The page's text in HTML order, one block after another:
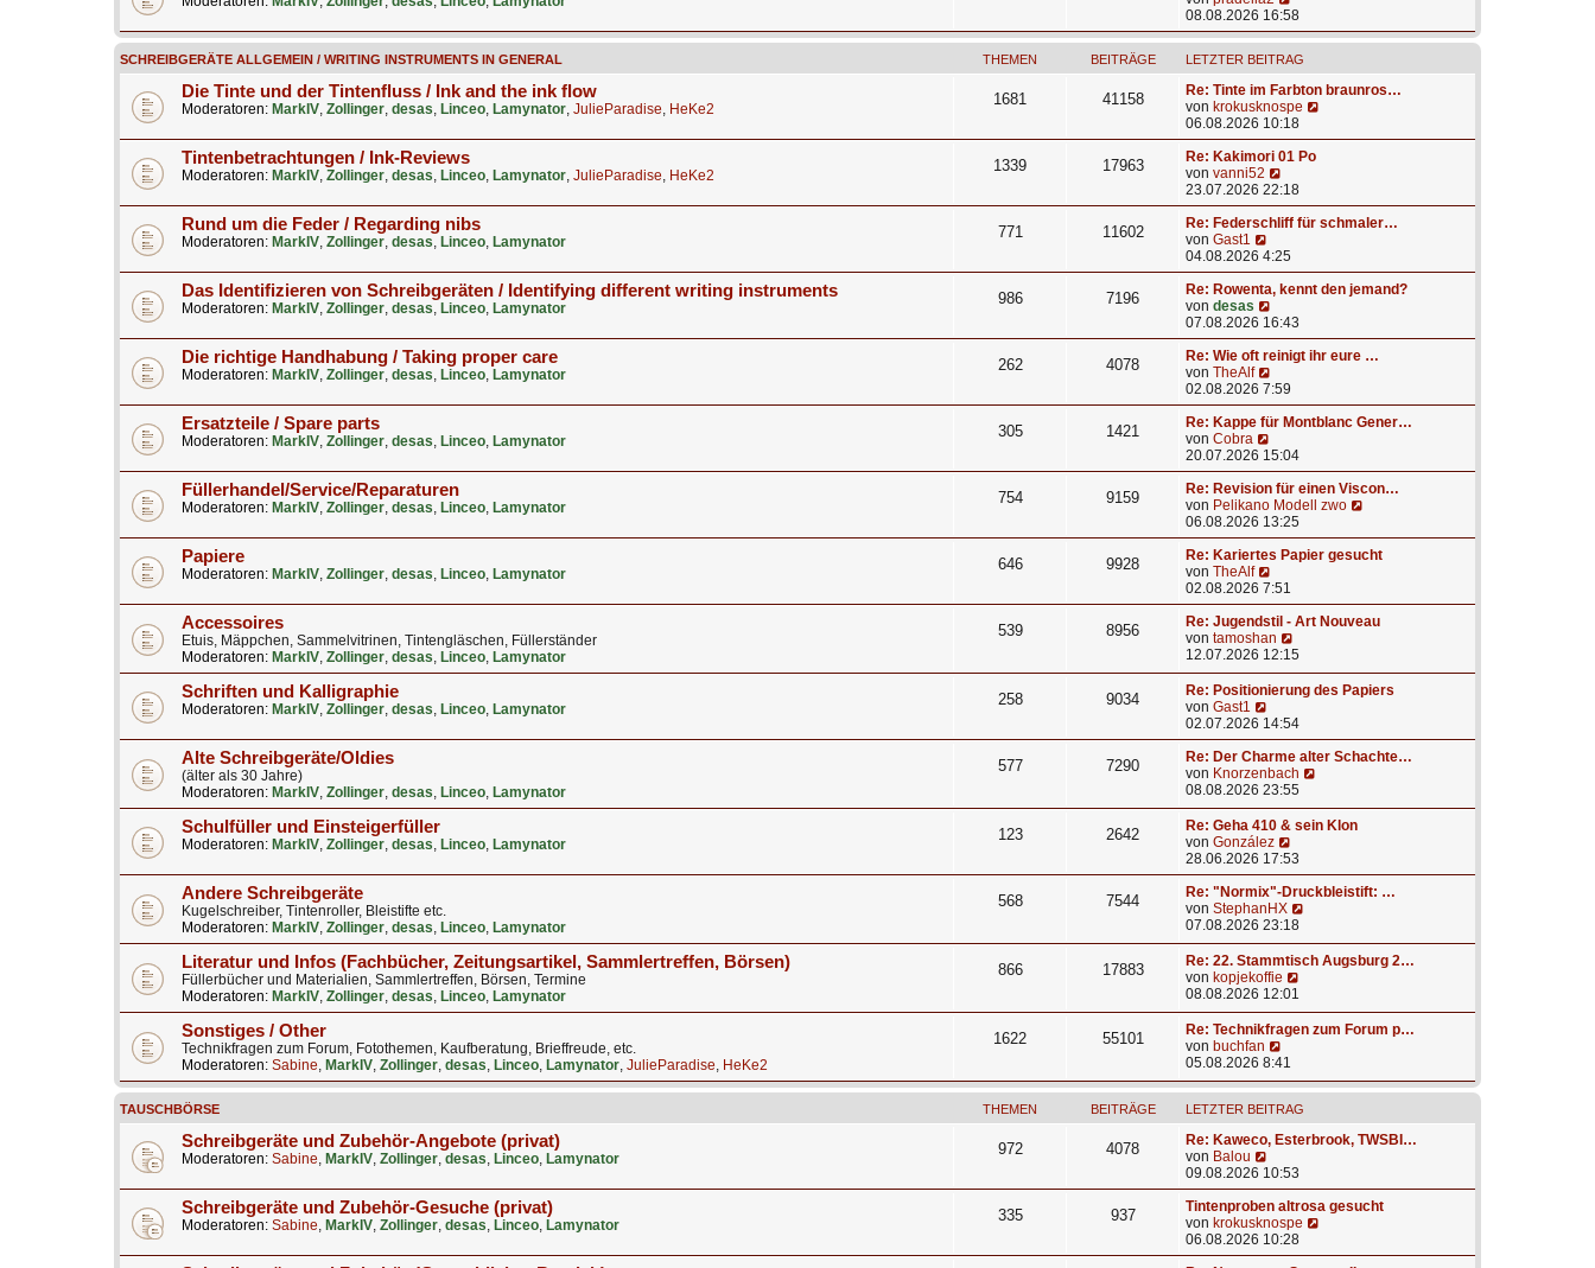
ae
t
r
a
g
t
e
r
B
e
i
t
r
a
g
e
u
e
s
t
e
r
B
e
i
t
r
a
g
08.08.2026 16:58
SCHREIBGERÄTE ALLGEMEIN / WRITING INSTRUMENTS IN GENERAL THEMEN BEITRÄGE LETZTER BEITRAG
Die Tinte und der Tintenfluss / Ink and the ink flow
Moderatoren: MarkIV, Zollinger, desas, Linceo, Lamynator, JulieParadise, HeKe2
1681 41158
Re: Tinte im Farbton braunros…
von krokusknospe
u
e
r
i
t
g
06.08.2026 10:18
Tintenbetrachtungen / Ink-Reviews
Moderatoren: MarkIV, Zollinger, desas, Linceo, Lamynator, JulieParadise, HeKe2
1339 17963
Re: Kakimori 01 Po
von vanni52
e
u
e
t
e
r
e
i
t
a
g
23.07.2026 22:18
Rund um die Feder / Regarding nibs
Moderatoren: MarkIV, Zollinger, desas, Linceo, Lamynator
771 11602
Re: Federschliff für schmaler…
von Gast1
e
u
e
s
t
e
r
B
e
i
t
r
a
g
04.08.2026 4:25
Das Identifizieren von Schreibgeräten / Identifying different writing instruments
Moderatoren: MarkIV, Zollinger, desas, Linceo, Lamynator
986 7196
Re: Rowenta, kennt den jemand?
von desas
e
u
e
t
e
r
e
i
t
r
a
g
07.08.2026 16:43
Die richtige Handhabung / Taking proper care
Moderatoren: MarkIV, Zollinger, desas, Linceo, Lamynator
262 4078
Re: Wie oft reinigt ihr eure …
von TheAlf
e
u
e
t
e
r
B
e
i
t
a
g
02.08.2026 7:59
Ersatzteile / Spare parts
Moderatoren: MarkIV, Zollinger, desas, Linceo, Lamynator
305 1421
Re: Kappe für Montblanc Gener…
von Cobra
e
u
e
s
t
e
r
e
i
t
r
a
g
20.07.2026 15:04
Füllerhandel/Service/Reparaturen
Moderatoren: MarkIV, Zollinger, desas, Linceo, Lamynator
754 9159
Re: Revision für einen Viscon…
von Pelikano Modell zwo
u
e
e
r
i
t
g
06.08.2026 13:25
Papiere
Moderatoren: MarkIV, Zollinger, desas, Linceo, Lamynator
646 9928
Re: Kariertes Papier gesucht
von TheAlf
e
u
e
s
t
e
r
e
i
t
r
a
02.08.2026 7:51
Accessoires
Etuis, Mäppchen, Sammelvitrinen, Tintengläschen, Füllerständer
Moderatoren: MarkIV, Zollinger, desas, Linceo, Lamynator
539 8956
Re: Jugendstil - Art Nouveau
von tamoshan
e
u
e
t
e
r
B
e
t
a
12.07.2026 12:15
Schriften und Kalligraphie
Moderatoren: MarkIV, Zollinger, desas, Linceo, Lamynator
258 9034
Re: Positionierung des Papiers
von Gast1
e
u
e
s
t
e
r
B
e
i
t
r
a
02.07.2026 14:54
Alte Schreibgeräte/Oldies
(älter als 30 Jahre)
Moderatoren: MarkIV, Zollinger, desas, Linceo, Lamynator
577 7290
Re: Der Charme alter Schachte…
von Knorzenbach
u
e
e
r
t
08.08.2026 23:55
Schulfüller und Einsteigerfüller
Moderatoren: MarkIV, Zollinger, desas, Linceo, Lamynator
123 2642
Re: Geha 410 & sein Klon
von González
e
u
e
s
t
e
r
B
e
t
r
28.06.2026 17:53
Andere Schreibgeräte
Kugelschreiber, Tintenroller, Bleistifte etc.
Moderatoren: MarkIV, Zollinger, desas, Linceo, Lamynator
568 7544
Re: "Normix"-Druckbleistift: …
von StephanHX
u
e
r
t
a
g
07.08.2026 23:18
Literatur und Infos (Fachbücher, Zeitungsartikel, Sammlertreffen, Börsen)
Füllerbücher und Materialien, Sammlertreffen, Börsen, Termine
Moderatoren: MarkIV, Zollinger, desas, Linceo, Lamynator
866 17883
Re: 22. Stammtisch Augsburg 2…
von kopjekoffie
u
e
r
B
e
i
a
g
08.08.2026 12:01
Sonstiges / Other
Technikfragen zum Forum, Fotothemen, Kaufberatung, Brieffreude, etc.
Moderatoren: Sabine, MarkIV, Zollinger, desas, Linceo, Lamynator, JulieParadise, HeKe2
1622 55101
Re: Technikfragen zum Forum p…
von buchfan
e
u
e
s
t
e
B
e
i
t
r
a
05.08.2026 8:41
TAUSCHBÖRSE THEMEN BEITRÄGE LETZTER BEITRAG
Schreibgeräte und Zubehör-Angebote (privat)
Moderatoren: Sabine, MarkIV, Zollinger, desas, Linceo, Lamynator
972 4078
Re: Kaweco, Esterbrook, TWSBI…
von Balou
e
u
e
s
t
e
09.08.2026 10:53
Schreibgeräte und Zubehör-Gesuche (privat)
Moderatoren: Sabine, MarkIV, Zollinger, desas, Linceo, Lamynator
335 937
Tintenproben altrosa gesucht
von krokusknospe
u
06.08.2026 10:28